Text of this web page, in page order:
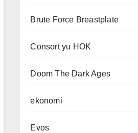
Brute Force Breastplate
Consort yu HOK
Doom The Dark Ages
ekonomi
Evos